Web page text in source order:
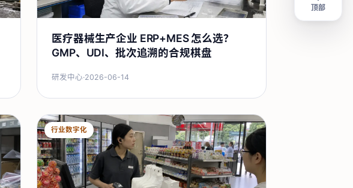
医疗器械生产企业 ERP+MES 怎么选？
GMP、UDI、批次追溯的合规棋盘
研发中心·2026-06-14
行业数字化
顶部